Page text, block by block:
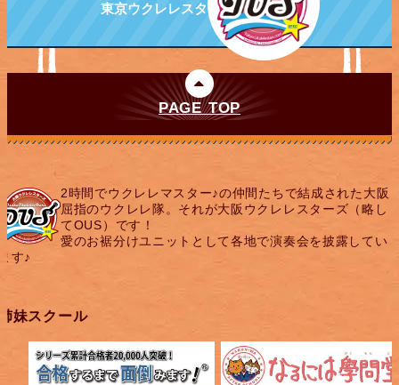
東京ウクレレスターズ
PAGE TOP
2時間でウクレレマスター♪の仲間たちで結成された大阪
屈指のウクレレ隊。それが大阪ウクレレスターズ（略し
てOUS）です！
愛のお裾分けユニットとして各地で演奏会を披露してい
す♪
妹スクール